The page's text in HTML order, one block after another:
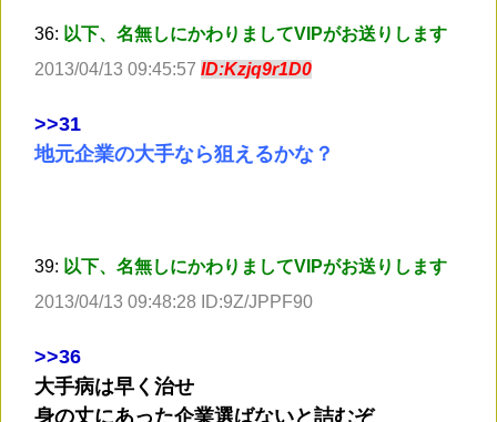
36: 以下、名無しにかわりましてVIPがお送りします
2013/04/13 09:45:57 ID:Kzjq9r1D0
>>31
地元企業の大手なら狙えるかな？
39: 以下、名無しにかわりましてVIPがお送りします
2013/04/13 09:48:28 ID:9Z/JPPF90
>>36
大手病は早く治せ
身の丈にあった企業選ばないと詰むぞ